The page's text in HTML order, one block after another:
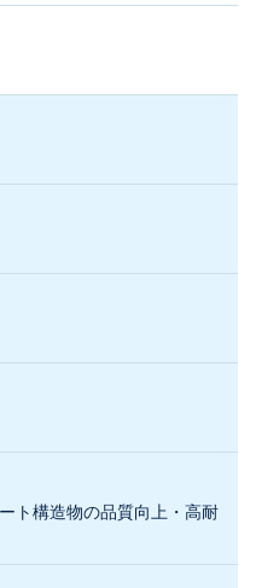
ト構造物の品質向上・高耐